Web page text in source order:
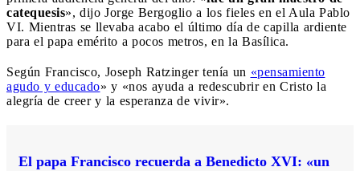
catequesis», dijo Jorge Bergoglio a los fieles en el Aula Pablo
VI. Mientras se llevaba acabo el último día de capilla ardiente
para el papa emérito a pocos metros, en la Basílica.
Según Francisco, Joseph Ratzinger tenía un «pensamiento
agudo y educado» y «nos ayuda a redescubrir en Cristo la
alegría de creer y la esperanza de vivir».
El papa Francisco recuerda a Benedicto XVI: «un